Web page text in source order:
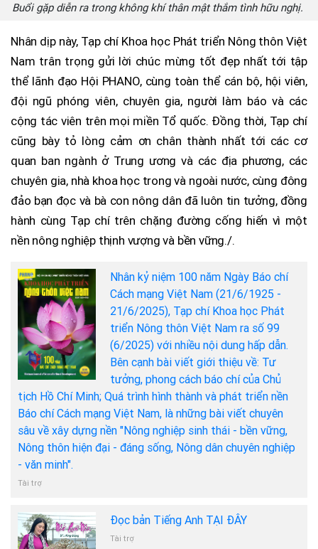
Buổi gặp diễn ra trong không khí thân mật thắm tình hữu nghị.
Nhân dịp này, Tạp chí Khoa học Phát triển Nông thôn Việt
Nam trân trọng gửi lời chúc mừng tốt đẹp nhất tới tập
thể lãnh đạo Hội PHANO, cùng toàn thể cán bộ, hội viên,
đội ngũ phóng viên, chuyên gia, người làm báo và các
cộng tác viên trên mọi miền Tổ quốc. Đồng thời, Tạp chí
cũng bày tỏ lòng cảm ơn chân thành nhất tới các cơ
quan ban ngành ở Trung ương và các địa phương, các
chuyên gia, nhà khoa học trong và ngoài nước, cùng đông
đảo bạn đọc và bà con nông dân đã luôn tin tưởng, đồng
hành cùng Tạp chí trên chặng đường cống hiến vì một
nền nông nghiệp thịnh vượng và bền vững./.
Nhân kỷ niệm 100 năm Ngày Báo chí
Cách mạng Việt Nam (21/6/1925 -
21/6/2025), Tạp chí Khoa học Phát
triển Nông thôn Việt Nam ra số 99
(6/2025) với nhiều nội dung hấp dẫn.
Bên cạnh bài viết giới thiệu về: Tư
tưởng, phong cách báo chí của Chủ
tịch Hồ Chí Minh; Quá trình hình thành và phát triển nền
Báo chí Cách mạng Việt Nam, là những bài viết chuyên
sâu về xây dựng nền "Nông nghiệp sinh thái - bền vững,
Nông thôn hiện đại - đáng sống, Nông dân chuyên nghiệp
- văn minh".
Tài trợ
Đọc bản Tiếng Anh TẠI ĐÂY
Tài trợ